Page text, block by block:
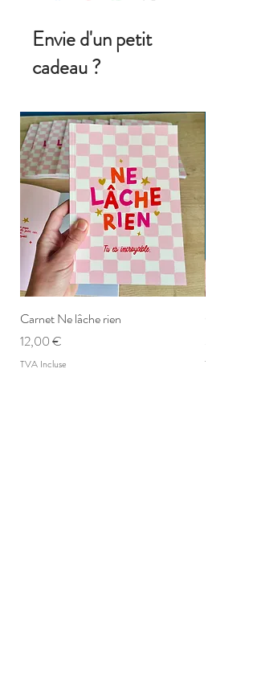
Envie d'un petit
cadeau ?
Carnet Ne lâche rien
Prix
12,00 €
TVA Incluse TVA Incluse